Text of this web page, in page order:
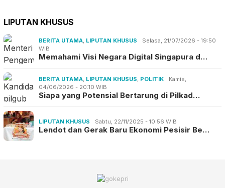
LIPUTAN KHUSUS
BERITA UTAMA LIPUTAN KHUSUS
Selasa, 21/07/2026 - 19:50
WIB
Memahami Visi Negara Digital Singapura d…
BERITA UTAMA LIPUTAN KHUSUS POLITIK
Kamis,
04/06/2026 - 20:10 WIB
Siapa yang Potensial Bertarung di Pilkad…
LIPUTAN KHUSUS Sabtu, 22/11/2025 - 10:56 WIB
Lendot dan Gerak Baru Ekonomi Pesisir Be…